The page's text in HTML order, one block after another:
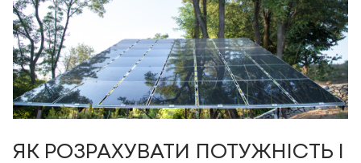
ЯК РОЗРАХУВАТИ ПОТУЖНІСТЬ І